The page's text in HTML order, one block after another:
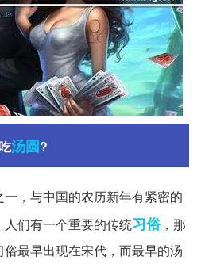
汤圆?
，与中国的农历新年有紧密的
们有一个重要的传统习俗，那
最早出现在宋代，而最早的汤